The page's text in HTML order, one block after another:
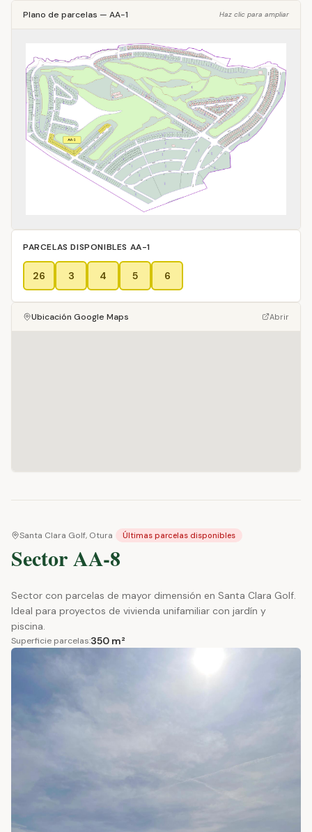
Plano de parcelas — AA-1 Haz clic para ampliar
PARCELAS DISPONIBLES AA-1
26 3 4 5 6
Ubicación Google Maps Abrir
Santa Clara Golf, Otura Últimas parcelas disponibles
Sector AA-8
Sector con parcelas de mayor dimensión en Santa Clara Golf.
Ideal para proyectos de vivienda unifamiliar con jardín y
piscina.
Superficie parcelas:350 m²